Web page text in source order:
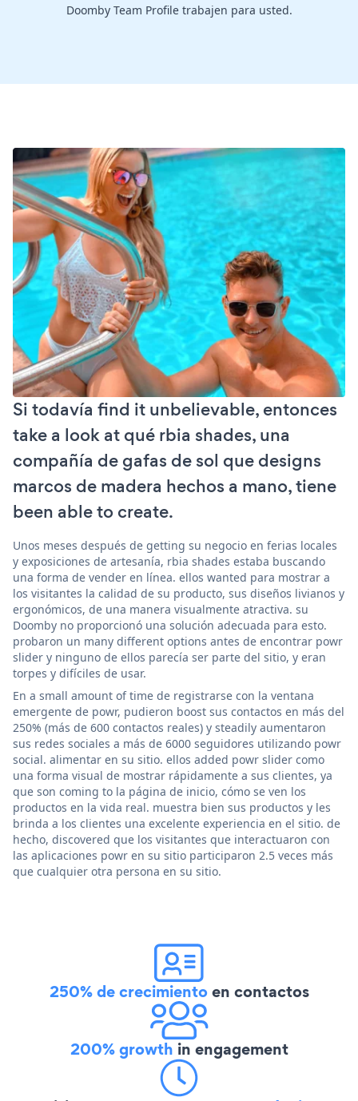
Doomby Team Profile trabajen para usted.
Si todavía find it unbelievable, entonces
take a look at qué rbia shades, una
compañía de gafas de sol que designs
marcos de madera hechos a mano, tiene
been able to create.
Unos meses después de getting su negocio en ferias locales
y exposiciones de artesanía, rbia shades estaba buscando
una forma de vender en línea. ellos wanted para mostrar a
los visitantes la calidad de su producto, sus diseños livianos y
ergonómicos, de una manera visualmente atractiva. su
Doomby no proporcionó una solución adecuada para esto.
probaron un many different options antes de encontrar powr
slider y ninguno de ellos parecía ser parte del sitio, y eran
torpes y difíciles de usar.
En a small amount of time de registrarse con la ventana
emergente de powr, pudieron boost sus contactos en más del
250% (más de 600 contactos reales) y steadily aumentaron
sus redes sociales a más de 6000 seguidores utilizando powr
social. alimentar en su sitio. ellos added powr slider como
una forma visual de mostrar rápidamente a sus clientes, ya
que son coming to la página de inicio, cómo se ven los
productos en la vida real. muestra bien sus productos y les
brinda a los clientes una excelente experiencia en el sitio. de
hecho, discovered que los visitantes que interactuaron con
las aplicaciones powr en su sitio participaron 2.5 veces más
que cualquier otra persona en su sitio.
250% de crecimientoen contactos
200% growth in engagement